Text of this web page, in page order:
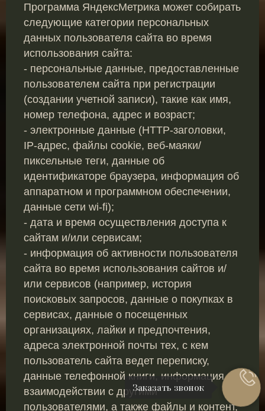
Заказать звонок
Программа ЯндексМетрика может собирать
следующие категории персональных
данных пользователя сайта во время
использования сайта:
- персональные данные, предоставленные
пользователем сайта при регистрации
(создании учетной записи), такие как имя,
номер телефона, адрес и возраст;
- электронные данные (HTTP-заголовки,
IP-адрес, файлы cookie, веб-маяки/
пиксельные теги, данные об
идентификаторе браузера, информация об
аппаратном и программном обеспечении,
данные сети wi-fi);
- дата и время осуществления доступа к
сайтам и/или сервисам;
- информация об активности пользователя
сайта во время использования сайтов и/
или сервисов (например, история
поисковых запросов, данные о покупках в
сервисах, данные о посещенных
организациях, лайки и предпочтения,
адреса электронной почты тех, с кем
пользователь сайта ведет переписку,
данные телефонной книги, информация о
взаимодействии с другими
пользователями, а также файлы и контент,